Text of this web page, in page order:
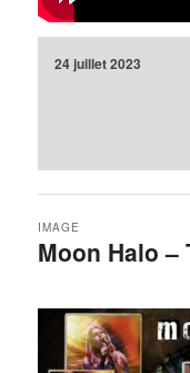
24 juillet 2023
Moon Halo –
IMAGE